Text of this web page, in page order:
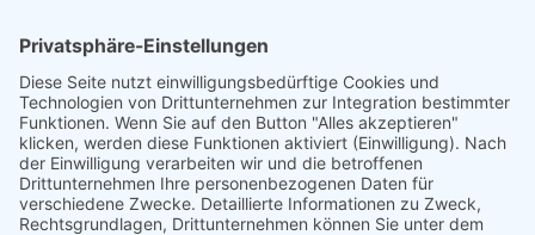
Förderung
© 1987 – 2025
Storchenhof Loburg e.V.
Alle Rechte vorbehalten.